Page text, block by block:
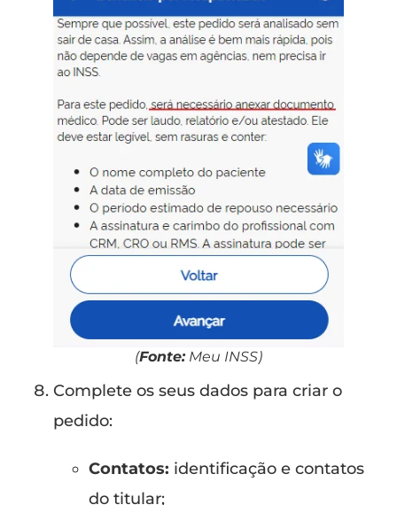
(Fonte:Meu INSS)
Complete os seus dados para criar o
pedido:
Contatos: identificação e contatos
do titular;